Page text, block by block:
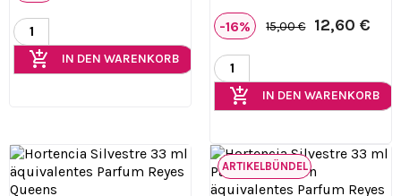
add_shopping_cart IN DEN WARENKORB
-16% 15,00 € 12,60 €
add_shopping_cart IN DEN WARENKORB
ARTIKELBÜNDEL